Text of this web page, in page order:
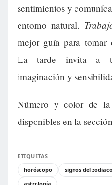
sentimientos y
entorno natural.
mejor guía para tomar
La tarde invita a
imaginación y
Número y color de la
disponibles en la sección
ETIQUETAS
horóscopo
signos del zodiaco
astrología